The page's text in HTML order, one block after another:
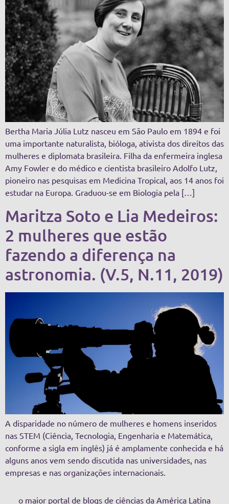
Bertha Maria Júlia Lutz nasceu em São Paulo em 1894 e foi
uma importante naturalista, bióloga, ativista dos direitos das
mulheres e diplomata brasileira. Filha da enfermeira inglesa
Amy Fowler e do médico e cientista brasileiro Adolfo Lutz,
pioneiro nas pesquisas em Medicina Tropical, aos 14 anos foi
estudar na Europa. Graduou-se em Biologia pela […]
Maritza Soto e Lia Medeiros:
2 mulheres que estão
fazendo a diferença na
astronomia. (V.5, N.11, 2019)
A disparidade no número de mulheres e homens inseridos
nas STEM (Ciência, Tecnologia, Engenharia e Matemática,
conforme a sigla em inglês) já é amplamente conhecida e há
alguns anos vem sendo discutida nas universidades, nas
empresas e nas organizações internacionais.
o maior portal de blogs de ciências da América Latina